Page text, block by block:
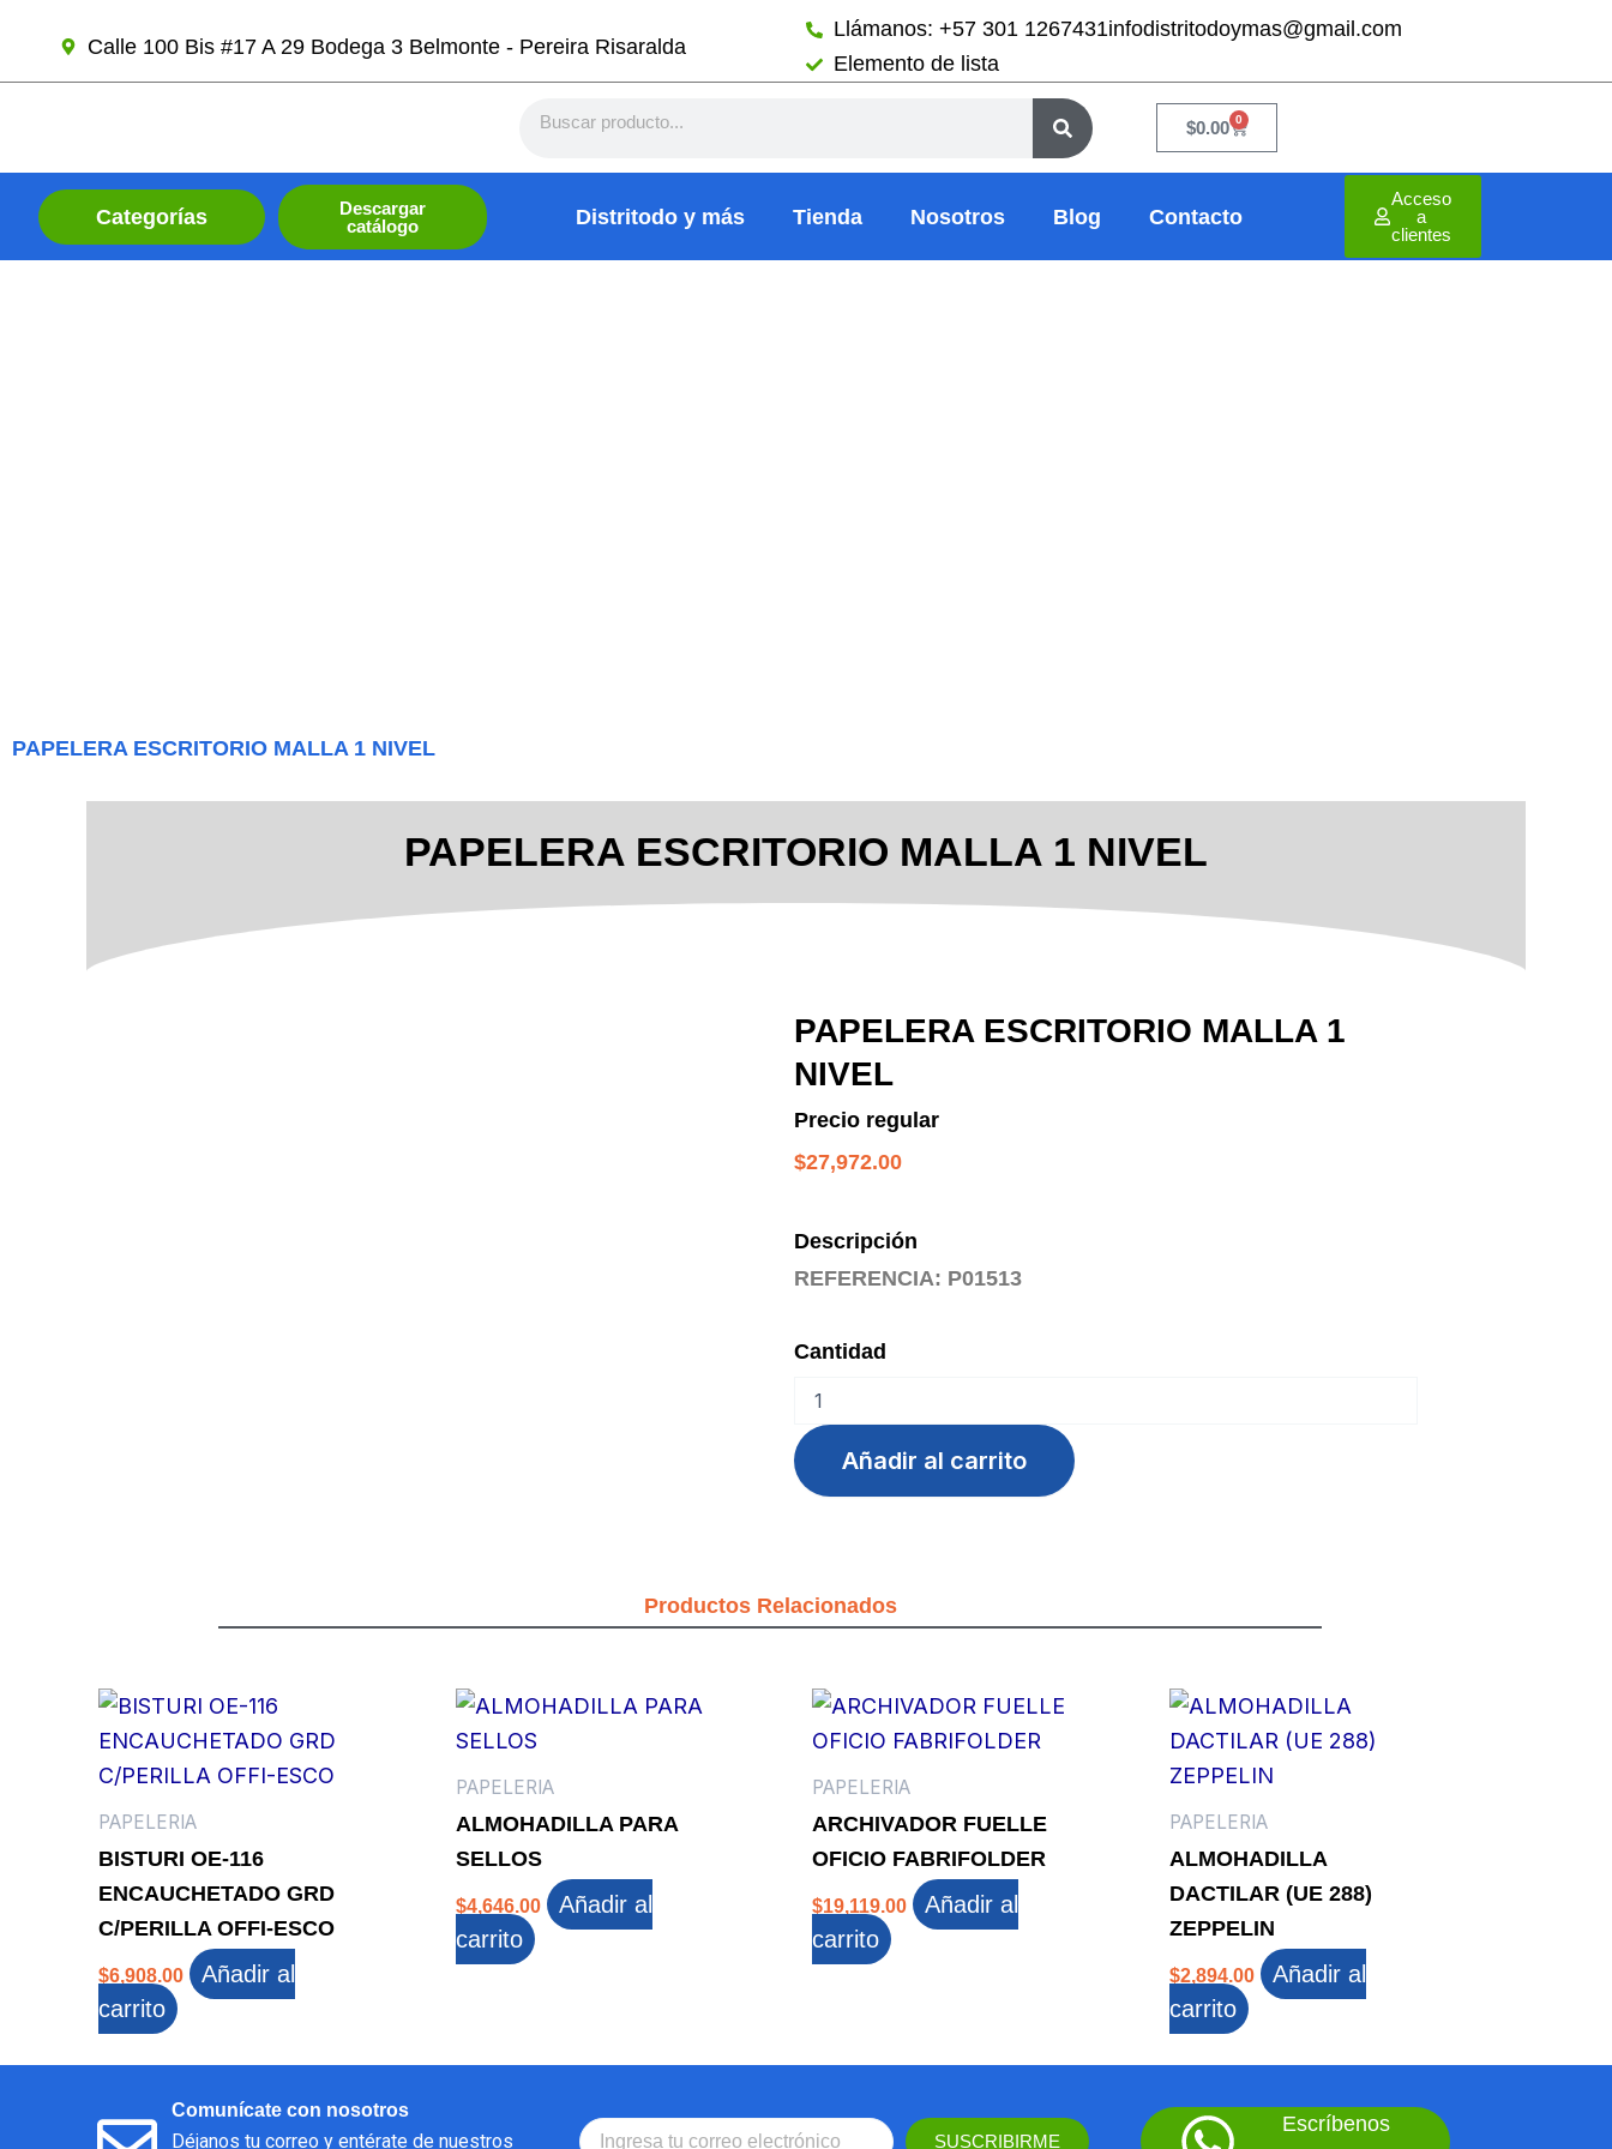
contenido
Calle 100 Bis #17 A 29 Bodega 3 Belmonte - Pereira Risaralda
Llámanos: +57 301 1267431infodistritodoymas@gmail.com
Elemento de lista
$0.00 0
Cart
Categorías
Descargar
catálogo
Distritodo y más Tienda Nosotros Blog Contacto
Acceso
a
clientes
PAPELERA ESCRITORIO MALLA 1 NIVEL
PAPELERA ESCRITORIO MALLA 1 NIVEL
PAPELERA ESCRITORIO MALLA 1
NIVEL
Precio regular
$27,972.00
Descripción
REFERENCIA: P01513
Cantidad
ESCRITORIO
MALLA
1
NIVEL
Añadir al carrito
Productos Relacionados
PAPELERIA
BISTURI OE-116
ENCAUCHETADO GRD
C/PERILLA OFFI-ESCO
$6,908.00
Añadir al
carrito
PAPELERIA
ALMOHADILLA PARA
SELLOS
$4,646.00
Añadir al
carrito
PAPELERIA
ARCHIVADOR FUELLE
OFICIO FABRIFOLDER
$19,119.00
Añadir al
carrito
PAPELERIA
ALMOHADILLA
DACTILAR (UE 288)
ZEPPELIN
$2,894.00
Añadir al
carrito
Comunícate con nosotros
Déjanos tu correo y entérate de nuestros SUSCRIBIRME
Escríbenos